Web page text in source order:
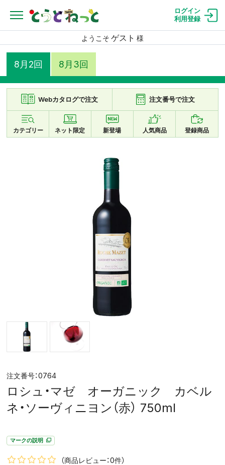
ログイン
利用登録
ようこそ ゲスト 様
8月2回 8月3回
Webカタログで注文 注文番号で注文
カテゴリー ネット限定 新登場 人気商品 登録商品
0764
ロシュ・マゼ オーガニック カベル
ネ・ソーヴィニヨン（赤） 750ml
マークの説明
（商品レビュー：0件）